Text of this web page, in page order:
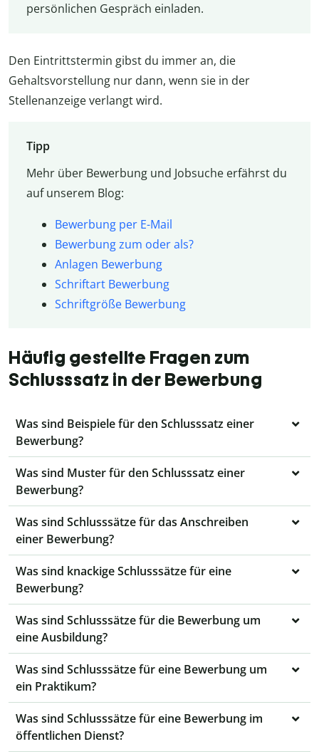
persönlichen Gespräch einladen.
Den Eintrittstermin gibst du immer an, die
Gehaltsvorstellung nur dann, wenn sie in der
Stellenanzeige verlangt wird.
Tipp
Mehr über Bewerbung und Jobsuche erfährst du
auf unserem Blog:
Bewerbung per E-Mail
Bewerbung zum oder als?
Anlagen Bewerbung
Schriftart Bewerbung
Schriftgröße Bewerbung
Häufig gestellte Fragen zum
Schlusssatz in der Bewerbung
Was sind Beispiele für den Schlusssatz einer
Bewerbung?
Was sind Muster für den Schlusssatz einer
Bewerbung?
Was sind Schlusssätze für das Anschreiben
einer Bewerbung?
Was sind knackige Schlusssätze für eine
Bewerbung?
Was sind Schlusssätze für die Bewerbung um
eine Ausbildung?
Was sind Schlusssätze für eine Bewerbung um
ein Praktikum?
Was sind Schlusssätze für eine Bewerbung im
öffentlichen Dienst?